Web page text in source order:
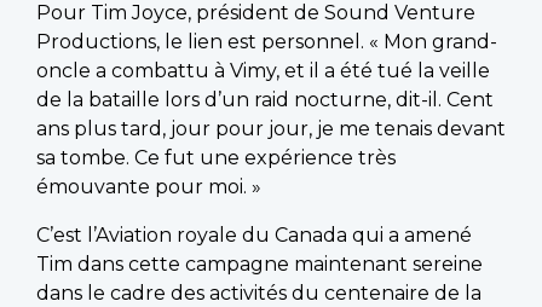
Pour Tim Joyce, président de Sound Venture
Productions, le lien est personnel. « Mon grand-
oncle a combattu à Vimy, et il a été tué la veille
de la bataille lors d’un raid nocturne, dit-il. Cent
ans plus tard, jour pour jour, je me tenais devant
sa tombe. Ce fut une expérience très
émouvante pour moi. »
C’est l’Aviation royale du Canada qui a amené
Tim dans cette campagne maintenant sereine
dans le cadre des activités du centenaire de la